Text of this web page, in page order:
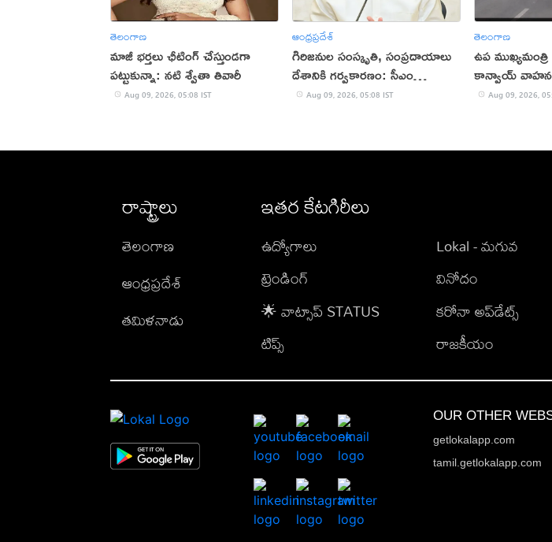
తెలంగాణ
మాజీ భర్తలు ఛీటింగ్ చేస్తుండగా
పట్టుకున్నా: నటి శ్వేతా తివారీ
Aug 09, 2026, 05:08 IST
ఆంధ్రప్రదేశ్
గిరిజనుల సంస్కృతి, సంప్రదాయాలు
దేశానికి గర్వకారణం: సీఎం
చంద్రబాబు
Aug 09, 2026, 05:08 IST
తెలంగాణ
ఉప
కాన్వాయ్ వాహనం
Aug 09, 2026,
రాష్ట్రాలు
తెలంగాణ
ఆంధ్రప్రదేశ్
తమిళనాడు
ఇతర కేటగిరీలు
ఉద్యోగాలు
ట్రెండింగ్
🌟 వాట్సాప్ STATUS
టిప్స్
Lokal - మగువ
వినోదం
కరోనా అప్‌డేట్స్
రాజకీయం
OUR OTHER
getlokalapp.com
tamil.getlokalapp.com